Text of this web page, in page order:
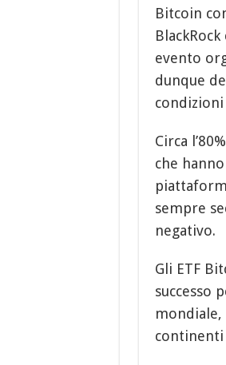
Bitcoin
evento
dunque
Circa
che
sempre
negativo.
Gli ETF
successo
continenti